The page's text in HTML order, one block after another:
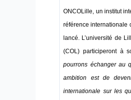
ONCOLille, un institut
référence internationale
lancé. L’université de
(COL) participeront à
pourrons échanger au
ambition est de
internationale sur les